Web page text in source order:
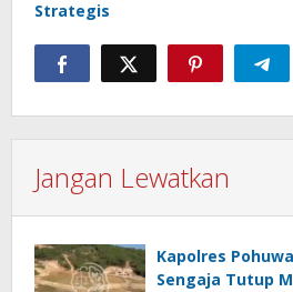
Strategis
Jangan Lewatkan
Kapolres
Sengaja Tutup